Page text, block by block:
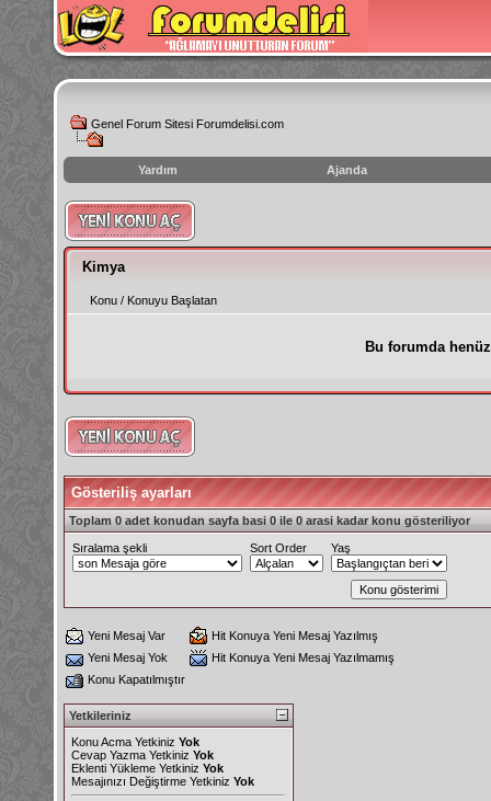
Genel Forum Sitesi Forumdelisi.com
Yardım Ajanda
instagram
izlenme
hilesi
Kimya
Konu / Konuyu Başlatan
Bu forumda
Gösteriliş ayarları
Toplam 0 adet konudan sayfa basi 0 ile 0 arasi kadar konu gösteriliyor
Sıralama şekli Sort Order Yaş
Yeni Mesaj Var
Hit Konuya Yeni Mesaj Yazılmış
Yeni Mesaj Yok
Hit Konuya Yeni Mesaj Yazılmamış
Konu Kapatılmıştır
Yetkileriniz
Konu Acma Yetkiniz Yok
Cevap Yazma Yetkiniz Yok
Eklenti Yükleme Yetkiniz Yok
Mesajınızı Değiştirme Yetkiniz Yok